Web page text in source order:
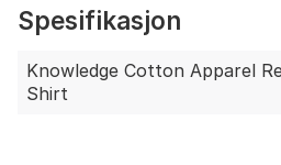
Spesifikasjon
Knowledge Cotton Apparel
Shirt